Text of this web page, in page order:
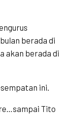
berada di
akan berada di
ini.
Tito